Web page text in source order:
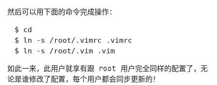
然后可以用下面的命令完成操作：
$ cd
$ ln -s /root/.vimrc .vimrc
如此一来，此用户就享有跟 root 用户完全同样的配置了，无
论是谁修改了配置，每个用户都会同步更新的！